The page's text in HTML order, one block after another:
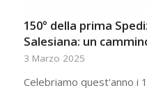
150° della prima
Salesiana: un
3 Marzo 2025
Celebriamo quest'anno i